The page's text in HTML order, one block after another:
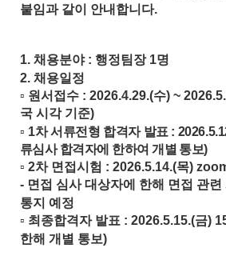
붙임과 같이 안내합니다.
1. 채용분야 : 행정팀장 1명
2. 채용일정
▫ 원서접수 : 2026.4.29.(수) ~
국 시각 기준)
▫ 1 차 서류전형 합격자 발표 :
류심사 합격자에 한하여 개별 통보)
▫ 2차 면접시험 : 2026.5.14.(목)
- 면접 심사 대상자에 한해 면접 관련
통지 예정
▫ 최종합격자 발표 : 2026.5.15.(금)
한해 개별 통보)